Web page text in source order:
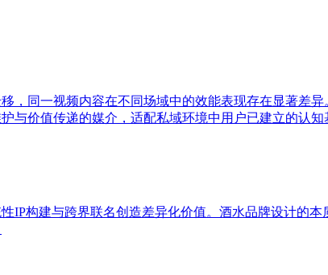
，同一视频内容在不同场域中的效能表现存在显著差
与价值传递的媒介，适配私域环境中用户已建立的认知
IP构建与跨界联名创造差异化价值。酒水品牌设计的